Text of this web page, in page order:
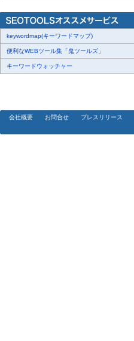
keywordmap(キーワードマップ)
便利なWEBツール集「鬼ツールズ」
キーワードウォッチャー
会社概要 お問合せ プレスリリース